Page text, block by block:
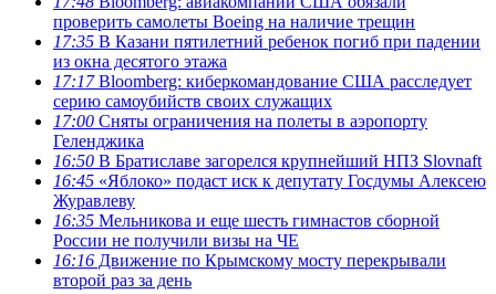
проверить самолеты Boeing на наличие трещин
17:35 В Казани пятилетний ребенок погиб при падении
из окна десятого этажа
17:17Bloomberg: киберкомандование США расследует
серию самоубийств своих служащих
17:00 Сняты ограничения на полеты в аэропорту
Геленджика
16:50 В Братиславе загорелся крупнейший НПЗ Slovnaft
16:45 «Яблоко» подаст иск к депутату Госдумы Алексею
Журавлеву
16:35 Мельникова и еще шесть гимнастов сборной
России не получили визы на ЧЕ
16:16 Движение по Крымскому мосту перекрывали
второй раз за день